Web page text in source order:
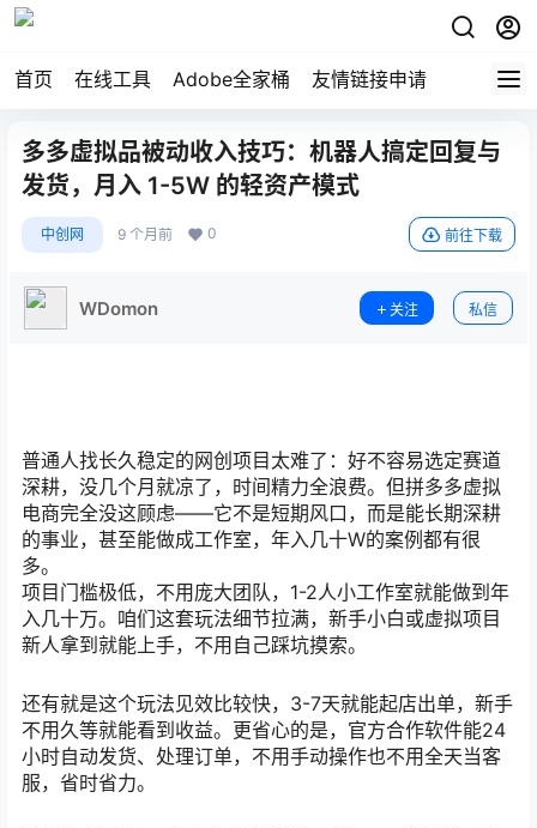
首页 在线工具 Adobe全家桶 友情链接申请
多多虚拟品被动收入技巧：机器人搞定回复与
发货，月入 1-5W 的轻资产模式
中创网 9 个月前 0 前往下载
WDomon 关注 私信
普通人找长久稳定的网创项目太难了：好不容易选定赛道
深耕，没几个月就凉了，时间精力全浪费。但拼多多虚拟
电商完全没这顾虑——它不是短期风口，而是能长期深耕
的事业，甚至能做成工作室，年入几十W的案例都有很
多。
项目门槛极低，不用庞大团队，1-2人小工作室就能做到年
入几十万。咱们这套玩法细节拉满，新手小白或虚拟项目
新人拿到就能上手，不用自己踩坑摸索。
还有就是这个玩法见效比较快，3-7天就能起店出单，新手
不用久等就能看到收益。更省心的是，官方合作软件能24
小时自动发货、处理订单，不用手动操作也不用全天当客
服，省时省力。